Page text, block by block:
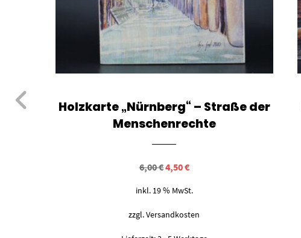
Holzkarte „Nürnberg“ – Straße der
Menschenrechte
6,00€Ursprünglicher
Preis
war:
6,00 €
4,50€Aktueller
ist:
4,50 €.
inkl. 19 % MwSt.
zzgl.Versandkosten